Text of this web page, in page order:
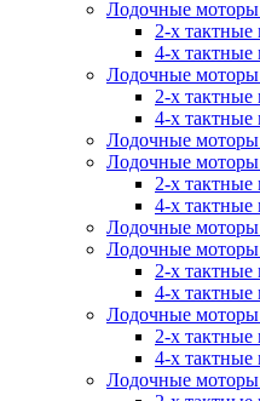
Лодочные моторы
2-х
4-х тактные
Лодочные моторы
2-х тактные
4-х тактные
Лодочные моторы
Лодочные
2-х
4-х
Лодочные моторы
Лодочные
2-х
4-х
Лодочные моторы
2-х тактные
4-х тактные
Лодочные моторы